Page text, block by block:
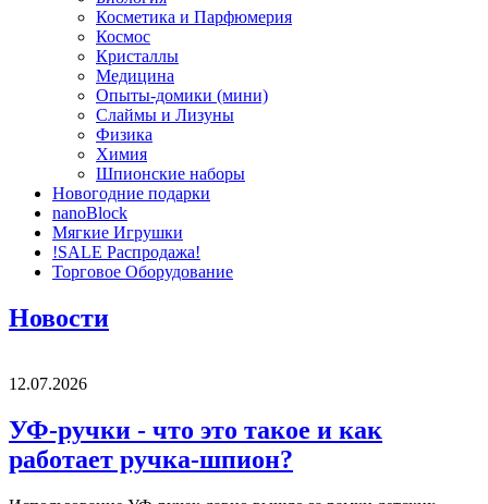
Косметика и Парфюмерия
Космос
Кристаллы
Медицина
Опыты-домики (мини)
Слаймы и Лизуны
Физика
Химия
Шпионские наборы
Новогодние подарки
nanoBlock
Мягкие Игрушки
!SALE Распродажа!
Торговое Оборудование
Новости
12.07.2026
УФ-ручки - что это такое и как
работает ручка-шпион?